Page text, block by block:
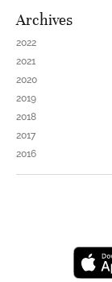
Archives
2022
2021
2020
2019
2018
2017
2016